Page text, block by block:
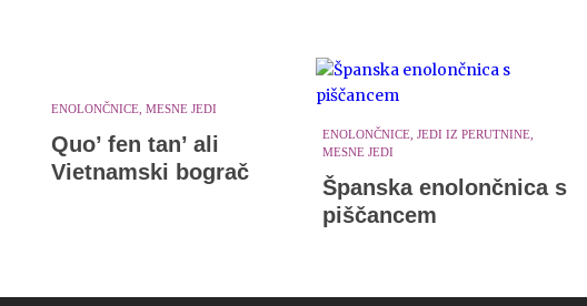
ENOLONČNICE, MESNE JEDI
Quo’ fen tan’ ali
Vietnamski bograč
ENOLONČNICE, JEDI IZ PERUTNINE,
MESNE JEDI
Španska enolončnica s
piščancem